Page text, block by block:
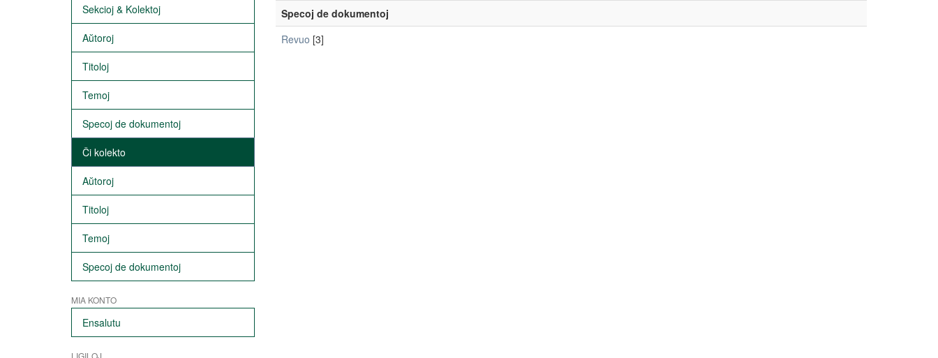
Sekcioj & Kolektoj
Aŭtoroj
Titoloj
Temoj
Specoj de dokumentoj
Ĉi kolekto
Aŭtoroj
Titoloj
Temoj
Specoj de dokumentoj
MIA KONTO
Ensalutu
LIGILOJ
Specoj de dokumentoj
Revuo [3]